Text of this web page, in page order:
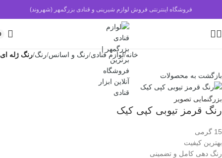
فروشگاه اینترنتی فروش لوازم شیرینی و قنادی بزرگمهر (شهروند)
خانه لوازم قنادی رنگ و اسانس رنگ رنگ ژله ای
بازگشت به محصولات
بزرگنمایی تصویر
رنگ قرمز تیوبی کپی کیک
15 گرمی
بهترین کیفیت
رنگ دهی کامل و تضمینی